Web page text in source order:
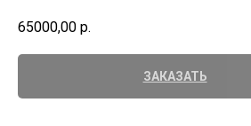
65000,00 р.
ЗАКАЗАТЬ